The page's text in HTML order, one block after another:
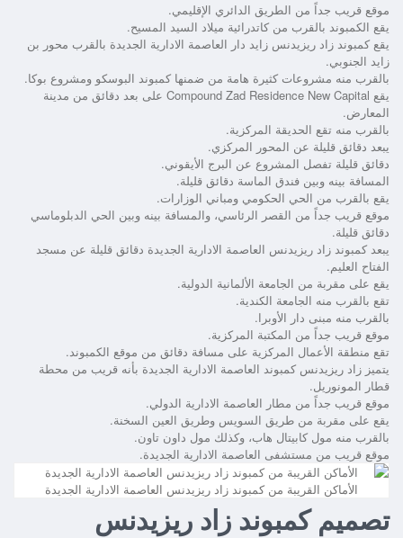
موقع قريب جداً من الطريق الدائري الإقليمي.
يقع الكمبوند بالقرب من كاتدرائية ميلاد السيد المسيح.
يقع كمبوند زاد ريزيدنس زايد دار العاصمة الادارية الجديدة بالقرب محور بن
زايد الجنوبي.
بالقرب منه مشروعات كثيرة هامة من ضمنها كمبوند البوسكو ومشروع بوكا.
يقع Compound Zad Residence New Capital على بعد دقائق من مدينة
المعارض.
بالقرب منه تقع الحديقة المركزية.
يبعد دقائق قليلة عن المحور المركزي.
دقائق قليلة تفصل المشروع عن البرج الأيقوني.
المسافة بينه وبين فندق الماسة دقائق قليلة.
يقع بالقرب من الحي الحكومي ومباني الوزارات.
موقع قريب جداً من القصر الرئاسي، والمسافة بينه وبين الحي الدبلوماسي
دقائق قليلة.
يبعد كمبوند زاد ريزيدنس العاصمة الادارية الجديدة دقائق قليلة عن مسجد
الفتاح العليم.
يقع على مقربة من الجامعة الألمانية الدولية.
تقع بالقرب منه الجامعة الكندية.
بالقرب منه مبنى دار الأوبرا.
موقع قريب جداً من المكتبة المركزية.
تقع منطقة الأعمال المركزية على مسافة دقائق من موقع الكمبوند.
يتميز زاد ريزيدنس كمبوند العاصمة الادارية الجديدة بأنه قريب من محطة
قطار المونوريل.
موقع قريب جداً من مطار العاصمة الادارية الدولي.
يقع على مقربة من طريق السويس وطريق العين السخنة.
بالقرب منه مول كابيتال هاب، وكذلك مول داون تاون.
موقع قريب من مستشفى العاصمة الادارية الجديدة.
الأماكن القريبة من كمبوند زاد ريزيدنس العاصمة الادارية الجديدة
تصميم كمبوند زاد ريزيدنس